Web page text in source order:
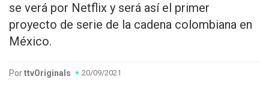
se verá por Netflix y será así el primer
proyecto de serie de la cadena colombiana en
México.
PorttvOriginals 20/09/2021